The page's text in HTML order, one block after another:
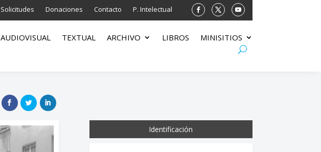
Solicitudes Donaciones Contacto P. Intelectual
AUDIOVISUAL TEXTUAL ARCHIVO LIBROS MINISITIOS
Identificación